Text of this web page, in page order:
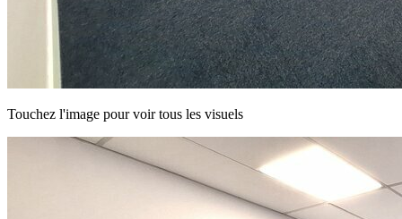
Touchez l'image pour voir tous les visuels